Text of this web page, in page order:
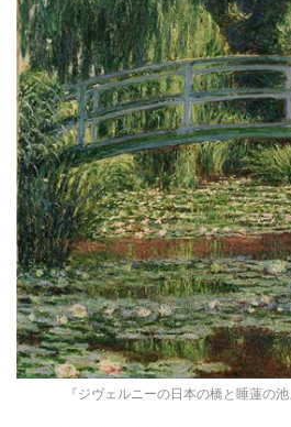
『ジヴェルニーの日本の橋と睡蓮の